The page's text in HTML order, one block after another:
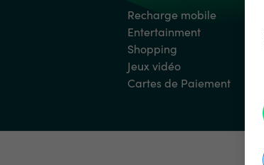
Recharge mobile
Entertainment
Shopping
Jeux vidéo
Cartes de Paiement